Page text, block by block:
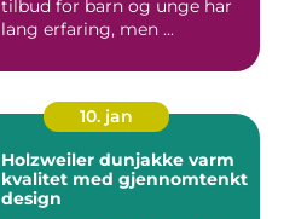
tilbud for barn og unge har
lang erfaring, men ...
10. jan
Holzweiler dunjakke varm
kvalitet med gjennomtenkt
design